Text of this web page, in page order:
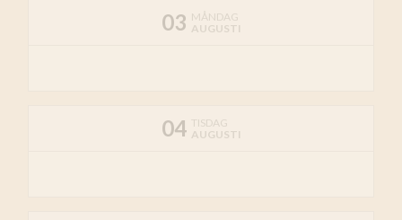
03 MÅNDAG
AUGUSTI
04 TISDAG
AUGUSTI